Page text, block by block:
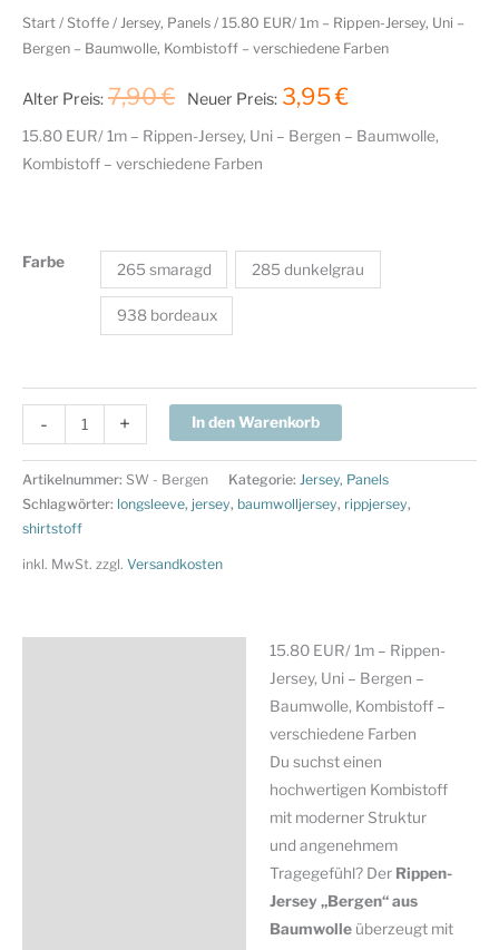
Start / Stoffe / Jersey, Panels / 15.80 EUR/ 1m – Rippen-Jersey, Uni –
Bergen – Baumwolle, Kombistoff – verschiedene Farben
Alter Preis: 7,90€ Ursprünglicher
Preis
Neuer Preis: 3,95€Aktueller
Preis
15.80 EUR/ 1m – Rippen-Jersey, Uni – Bergen – Baumwolle,
Kombistoff – verschiedene Farben
Farbe 265 smaragd 285 dunkelgrau
938 bordeaux
-
EUR/
1m
-
Rippen-
Jersey,
Bergen
+ In den Warenkorb
Artikelnummer: SW - Bergen Kategorie: Jersey, Panels
Schlagwörter: longsleeve, jersey, baumwolljersey, rippjersey,
shirtstoff
inkl. MwSt. zzgl. Versandkosten
15.80 EUR/ 1m – Rippen-
Jersey, Uni – Bergen –
Baumwolle, Kombistoff –
verschiedene Farben
Du suchst einen
hochwertigen Kombistoff
mit moderner Struktur
und angenehmem
Tragegefühl? Der Rippen-
Jersey „Bergen“ aus
Baumwolleüberzeugt mit